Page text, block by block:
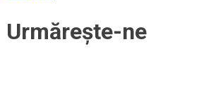
Urmărește-ne